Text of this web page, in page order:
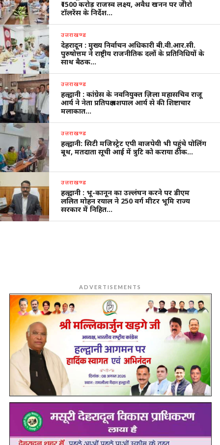
₹1500 करोड़ राजस्व लक्ष्य, अवैध खनन पर जीरो
टॉलरेंस के निर्देश…
उत्तराखण्ड
देहरादून : मुख्य निर्वाचन अधिकारी बी.वी.आर.सी.
पुरुषोत्तम ने राष्ट्रीय राजनीतिक दलों के प्रतिनिधियों के
साथ बैठक…
उत्तराखण्ड
हल्द्वानी : कांग्रेस के नवनियुक्त ज़िला महासचिव राजू
आर्य ने नेता प्रतिपक्ष यशपाल आर्य से की शिष्टाचार
मलाकात…
उत्तराखण्ड
हल्द्वानी: सिटी मजिस्ट्रेट एपी वाजपेयी भी पहुंचे पोलिंग
बूथ, मतदाता सूची आई में त्रुटि को कराया ठीक…
उत्तराखण्ड
हल्द्वानी : भू-कानून का उल्लंघन करने पर डीएम
ललित मोहन रयाल ने 250 वर्ग मीटर भूमि राज्य
सरकार में निहित…
ADVERTISEMENTS